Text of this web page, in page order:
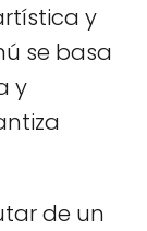
y
se basa
y
de un